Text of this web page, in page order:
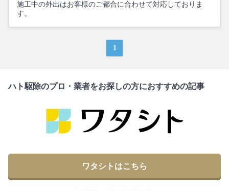
施工中の外出はお客様のご都合に合わせて対応しておりま
す。
1
ハト駆除のプロ・業者をお探しの方におすすめの記事
ワタシトはこちら